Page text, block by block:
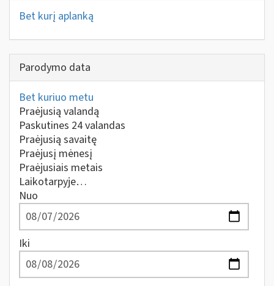
Bet kurį aplanką
Parodymo data
Bet kuriuo metu
Praėjusią valandą
Paskutines 24 valandas
Praėjusią savaitę
Praėjusį mėnesį
Praėjusiais metais
Laikotarpyje…
Nuo
Iki